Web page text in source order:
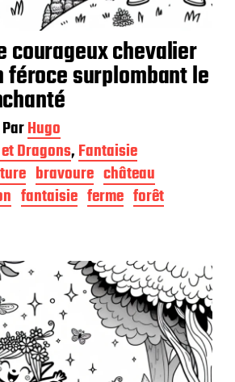
courageux chevalier
féroce surplombant le
ParHugo
Dragons,Fantaisie
bravoure château
fantaisie ferme forêt